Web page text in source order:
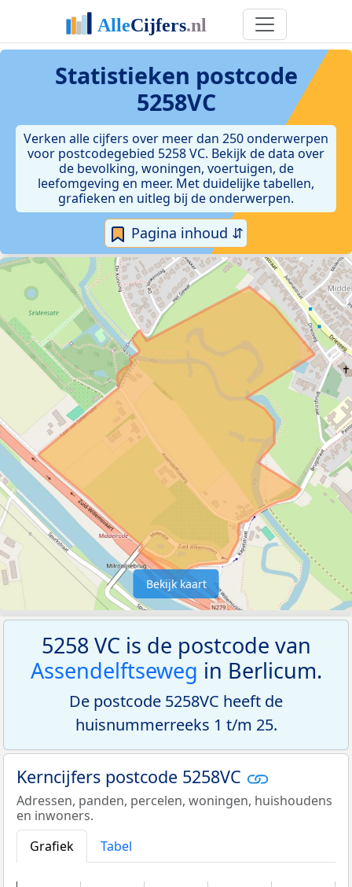
Statistieken postcode
5258VC
Verken alle cijfers over meer dan 250 onderwerpen
voor postcodegebied 5258 VC. Bekijk de data over
de bevolking, woningen, voertuigen, de
leefomgeving en meer. Met duidelijke tabellen,
grafieken en uitleg bij de onderwerpen.
Pagina inhoud ⇵
Bekijk kaart
5258 VC is de postcode van
Assendelftseweg in Berlicum.
De postcode 5258VC heeft de
huisnummerreeks 1 t/m 25.
Kerncijfers postcode 5258VC
Adressen, panden, percelen, woningen, huishoudens
en inwoners.
Grafiek
Tabel